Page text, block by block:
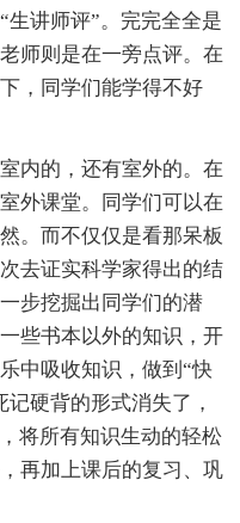
讲师评”。完完全全是
师则是在一旁点评。在
，同学们能学得不好
内的，还有室外的。在
外课堂。同学们可以在
。而不仅仅是看那呆板
去证实科学家得出的结
步挖掘出同学们的潜
些书本以外的知识，开
中吸收知识，做到“快
硬背的形式消失了，
将所有知识生动的轻松
再加上课后的复习、巩